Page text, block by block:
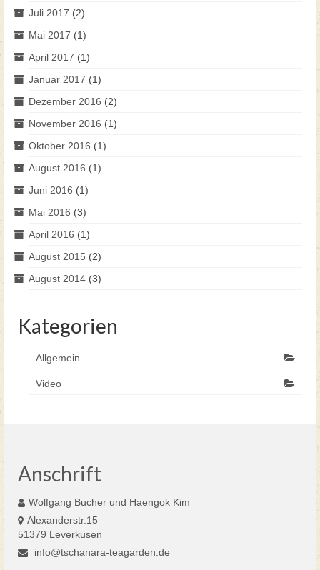
Juli 2017 (2)
Mai 2017 (1)
April 2017 (1)
Januar 2017 (1)
Dezember 2016 (2)
November 2016 (1)
Oktober 2016 (1)
August 2016 (1)
Juni 2016 (1)
Mai 2016 (3)
April 2016 (1)
August 2015 (2)
August 2014 (3)
Kategorien
Allgemein
Video
Anschrift
Wolfgang Bucher und Haengok Kim
Alexanderstr.15
51379 Leverkusen
info@tschanara-teagarden.de